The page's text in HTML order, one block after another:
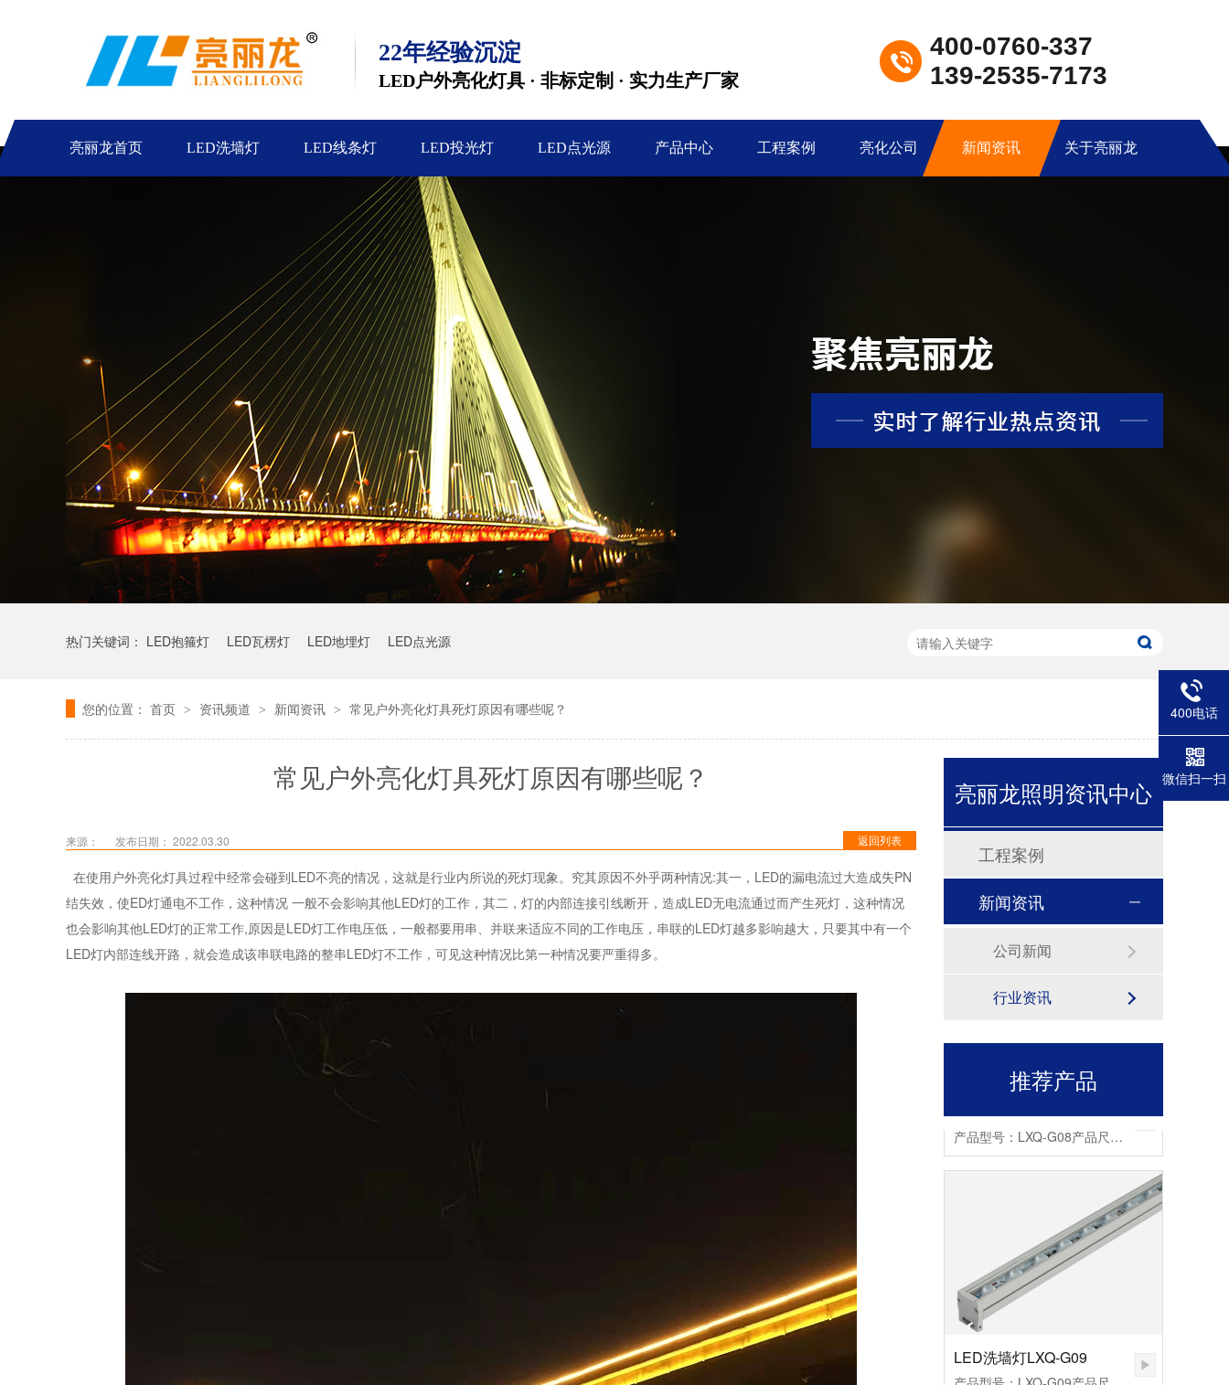
22年经验沉淀
LED户外亮化灯具 · 非标定制 · 实力生产厂家
400-0760-337
139-2535-7173
亮丽龙首页 LED洗墙灯 LED线条灯 LED投光灯 LED点光源 产品中心 工程案例 亮化公司 新闻资讯 关于亮丽龙
热门关键词： LED抱箍灯 LED瓦楞灯 LED地埋灯 LED点光源
您的位置： 首页 > 资讯频道 > 新闻资讯 > 常见户外亮化灯具死灯原因有哪些呢？
常见户外亮化灯具死灯原因有哪些呢？
返回列表
来源： 发布日期： 2022.03.30
在使用户外亮化灯具过程中经常会碰到LED不亮的情况，这就是行业内所说的死灯现象。究其原因不外乎两种情况:其一，LED的漏电流过大造成失PN
结失效，使ED灯通电不工作，这种情况 一般不会影响其他LED灯的工作，其二，灯的内部连接引线断开，造成LED无电流通过而产生死灯，这种情况
也会影响其他LED灯的正常工作,原因是LED灯工作电压低，一般都要用串、并联来适应不同的工作电压，串联的LED灯越多影响越大，只要其中有一个
LED灯内部连线开路，就会造成该串联电路的整串LED灯不工作，可见这种情况比第一种情况要严重得多。
亮丽龙照明资讯中心
工程案例
新闻资讯
公司新闻
行业资讯
推荐产品
LED洗墙灯LXQ-G09
线条灯LXT-C12
LED洗墙灯LXQ-G08
LED洗墙灯LXQ-G09
400电话
微信扫一扫